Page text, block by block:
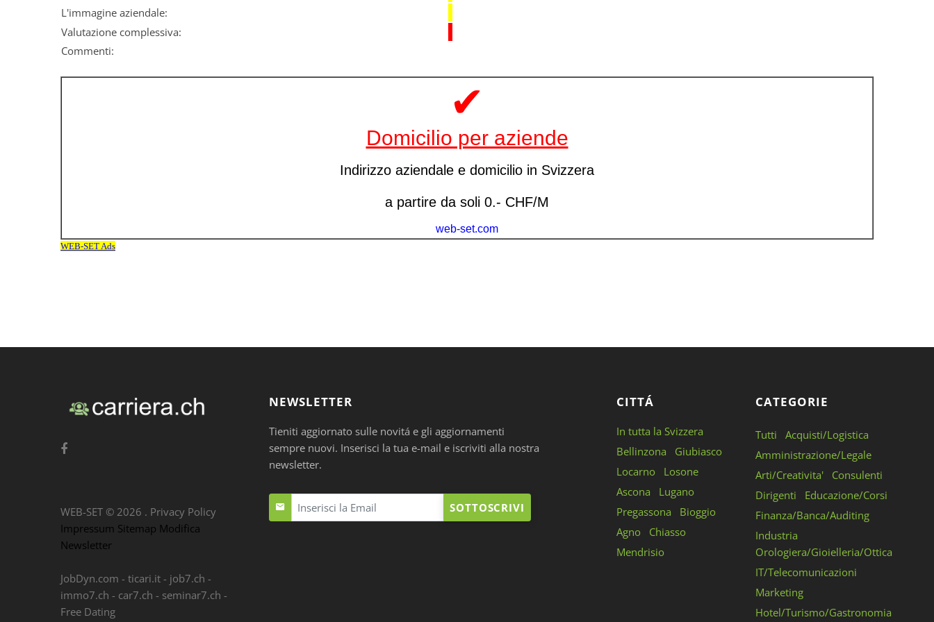
L'immagine aziendale:
Valutazione complessiva:
Commenti:
NEWSLETTER
Tieniti aggiornato sulle novitá e gli aggiornamenti
sempre nuovi. Inserisci la tua e-mail e iscriviti alla nostra
newsletter.
SOTTOSCRIVI
CITTÁ
In tutta la Svizzera
Bellinzona
Giubiasco
Locarno
Losone
Ascona
Lugano
Pregassona
Bioggio
Agno
Chiasso
Mendrisio
CATEGORIE
Tutti
Acquisti/Logistica
Amministrazione/Legale
Arti/Creativita'
Consulenti
Dirigenti
Educazione/Corsi
Finanza/Banca/Auditing
Industria
Orologiera/Gioielleria/Ottica
IT/Telecomunicazioni
Marketing
Hotel/Turismo/Gastronomia
WEB-SET © 2026 . Privacy Policy
Impressum Sitemap Modifica
Newsletter
JobDyn.com - ticari.it - job7.ch -
immo7.ch - car7.ch - seminar7.ch -
Free Dating